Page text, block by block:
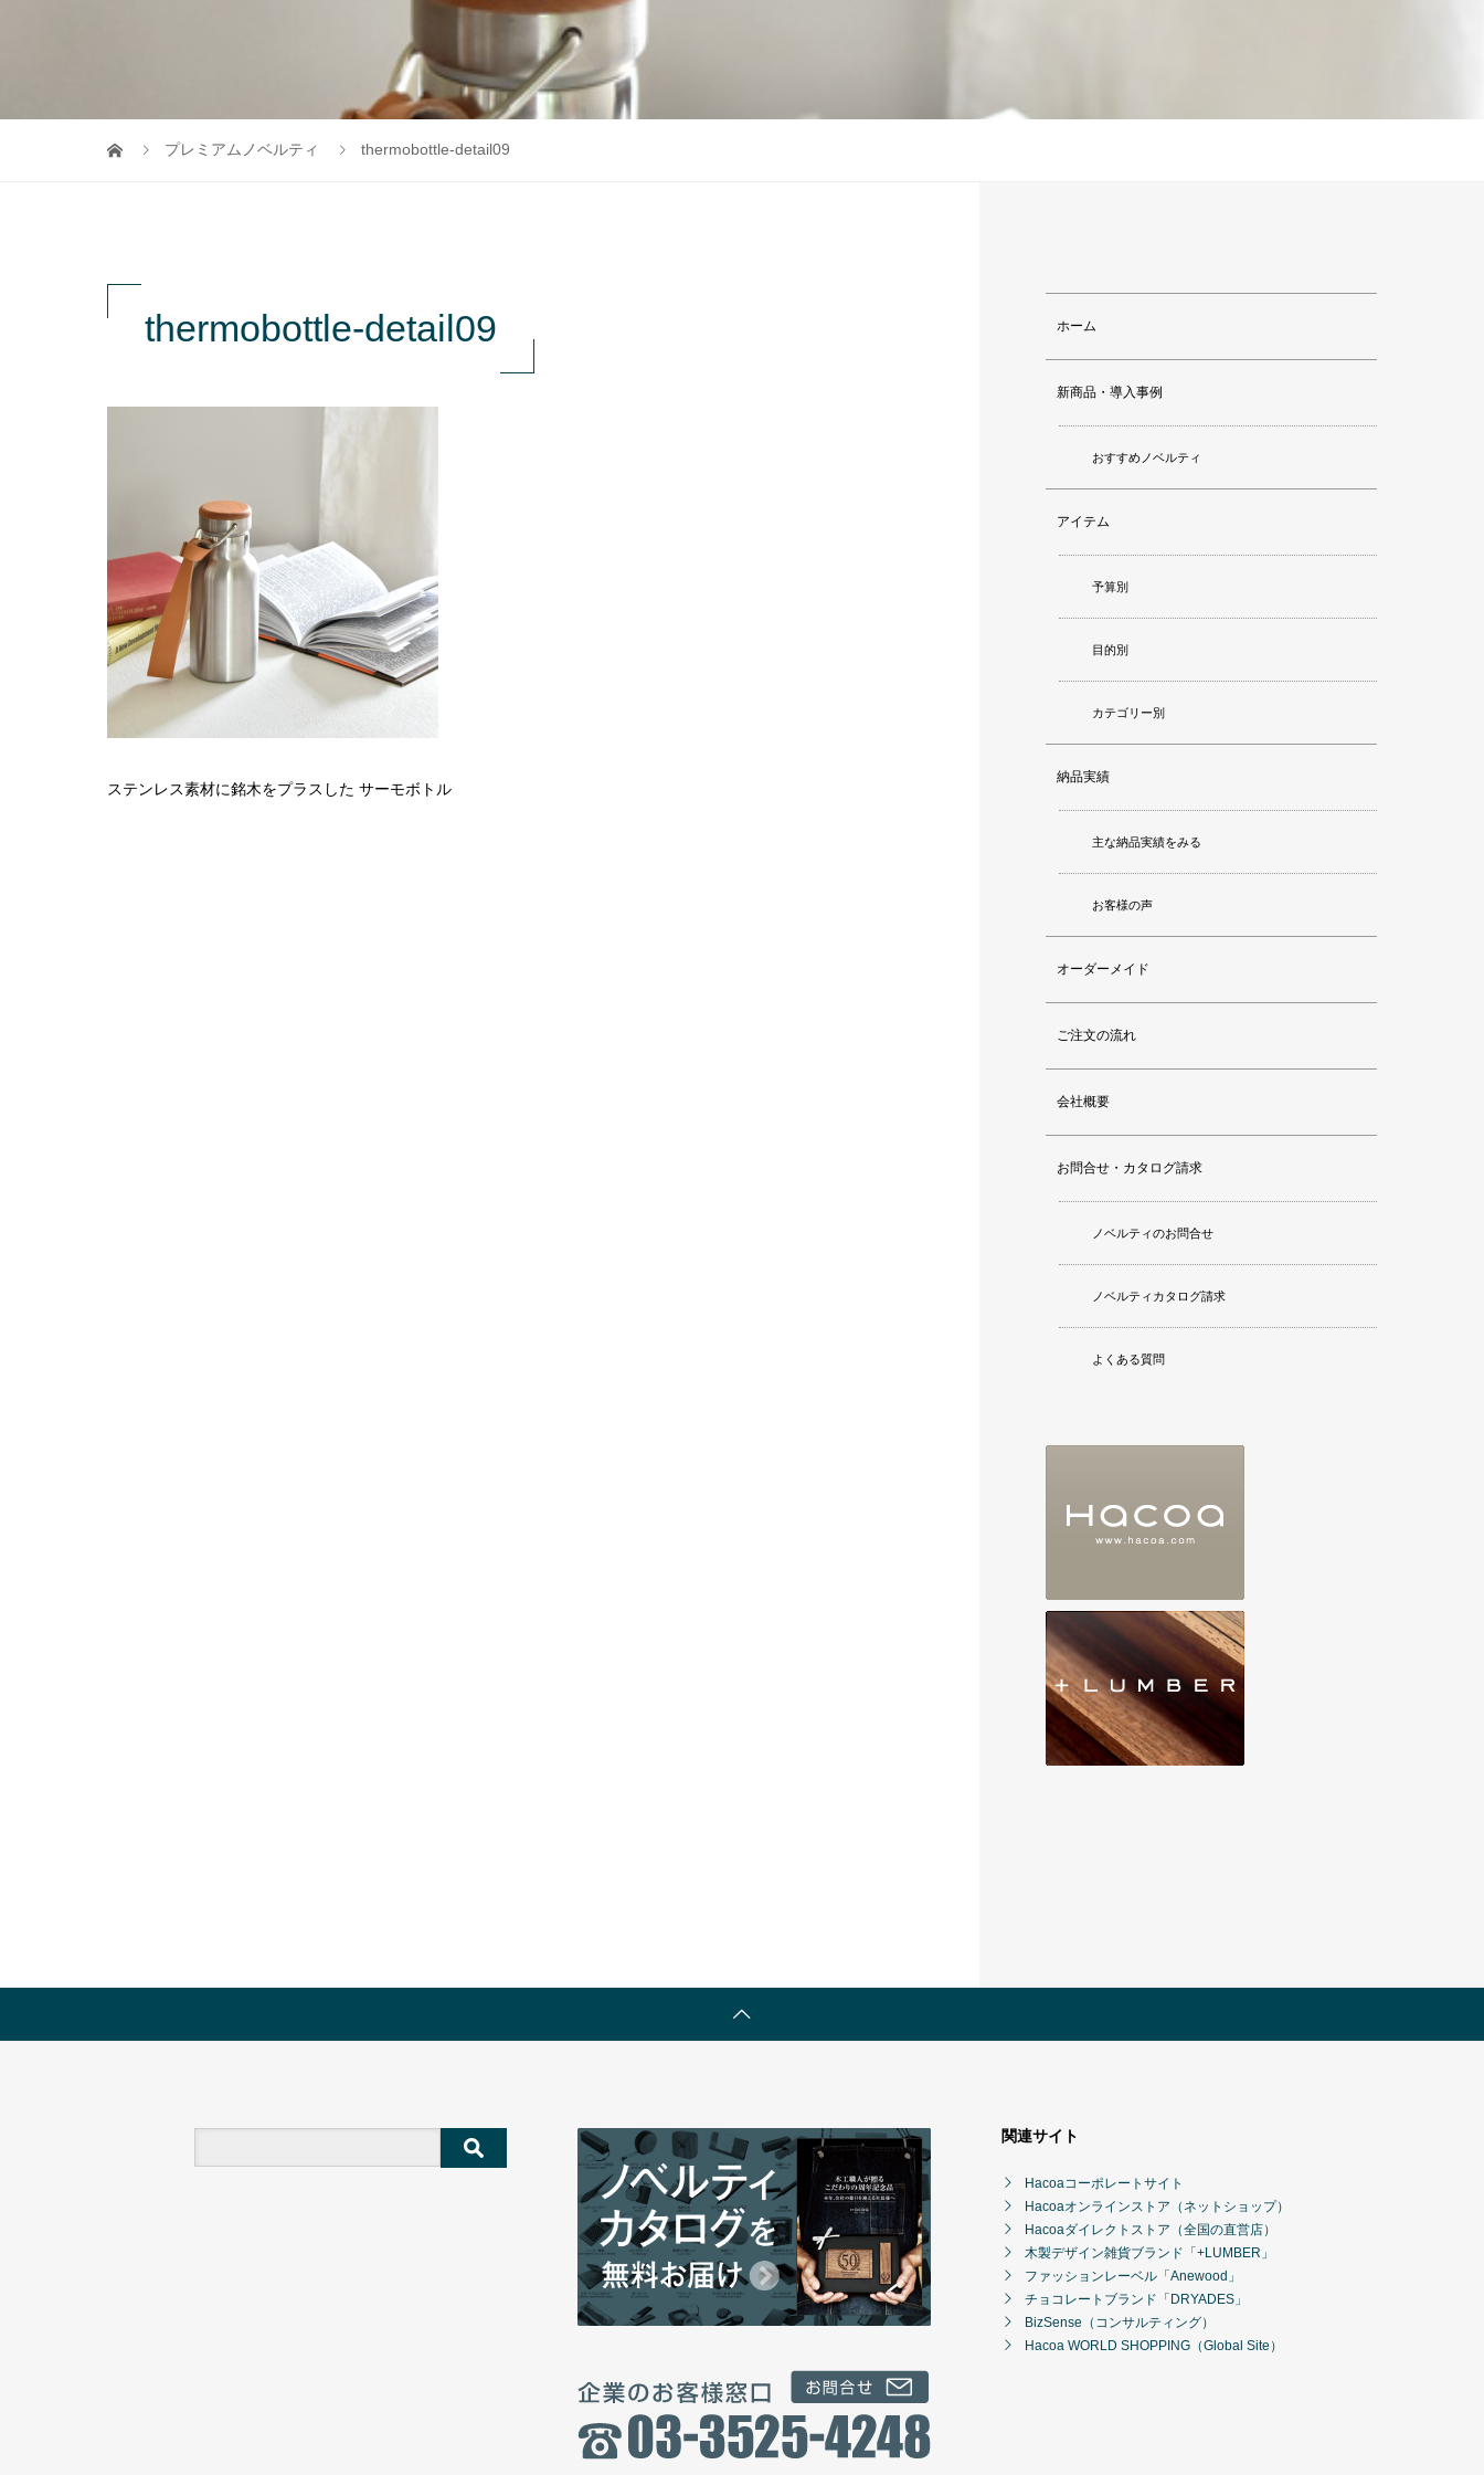
プレミアムノベルティ thermobottle-detail09
thermobottle-detail09
ステンレス素材に銘木をプラスした サーモボトル
ホーム
新商品・導入事例
おすすめノベルティ
アイテム
予算別
目的別
カテゴリー別
納品実績
主な納品実績をみる
お客様の声
オーダーメイド
ご注文の流れ
会社概要
お問合せ・カタログ請求
ノベルティのお問合せ
ノベルティカタログ請求
よくある質問
関連サイト
Hacoaコーポレートサイト
Hacoaオンラインストア（ネットショップ）
Hacoaダイレクトストア（全国の直営店）
木製デザイン雑貨ブランド「+LUMBER」
ファッションレーベル「Anewood」
チョコレートブランド「DRYADES」
BizSense（コンサルティング）
Hacoa WORLD SHOPPING（Global Site）